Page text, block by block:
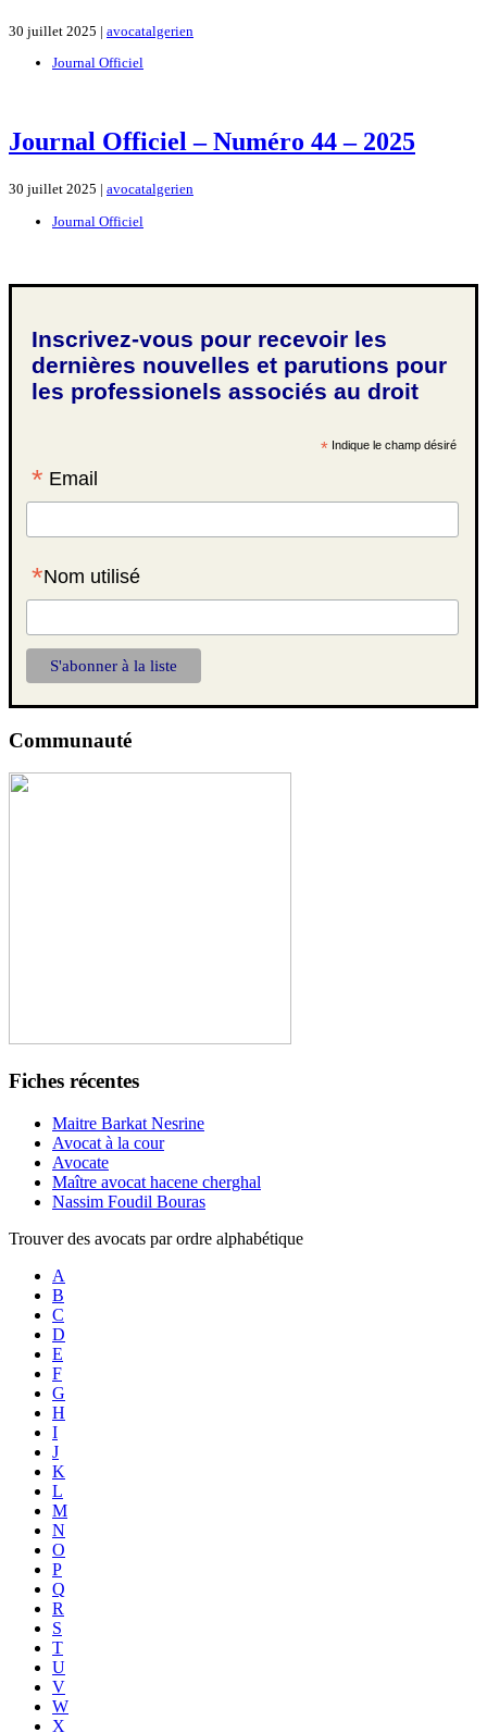
30 juillet 2025 | avocatalgerien
Journal Officiel
Journal Officiel – Numéro 44 – 2025
30 juillet 2025 | avocatalgerien
Journal Officiel
Inscrivez-vous pour recevoir les
dernières nouvelles et parutions pour
les professionels associés au droit
* Indique le champ désiré
* Email
*Nom utilisé
Communauté
Fiches récentes
Maitre Barkat Nesrine
Avocat à la cour
Avocate
Maître avocat hacene cherghal
Nassim Foudil Bouras
Trouver des avocats par ordre alphabétique
A
B
C
D
E
F
G
H
I
J
K
L
M
N
O
P
Q
R
S
T
U
V
W
X